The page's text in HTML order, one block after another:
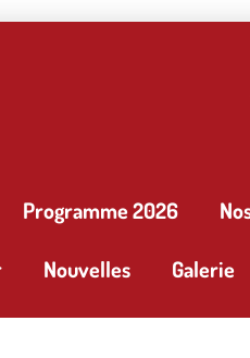
Programme 2026
Nouvelles Galerie